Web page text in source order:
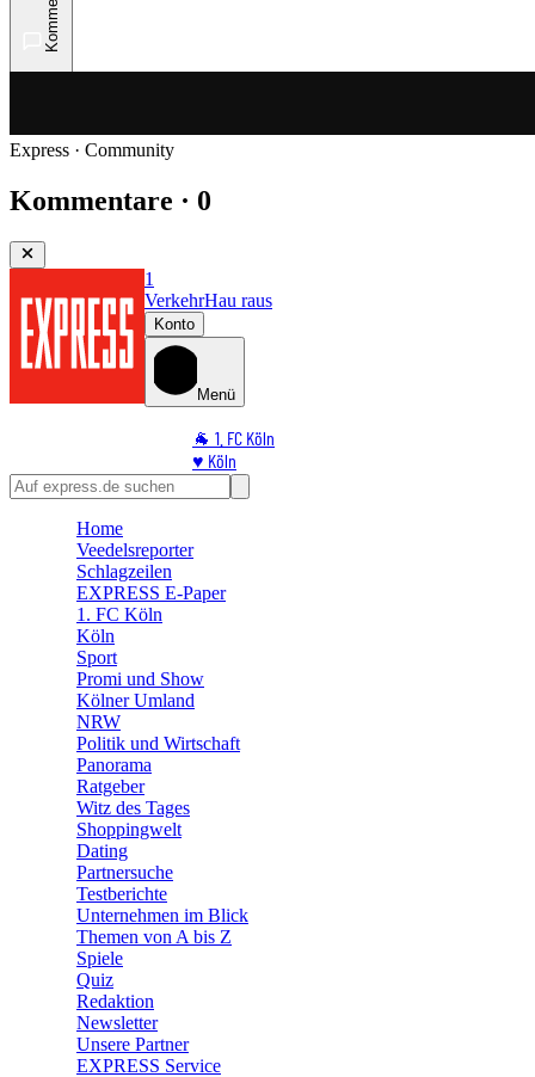
Express · Community
Kommentare · 0
1
VerkehrHau raus
Konto
Menü
🐐 1. FC Köln
♥️ Köln
⭐ Promi
🛒 Shoppingwelt
Home
Veedelsreporter
Schlagzeilen
EXPRESS E-Paper
1. FC Köln
Köln
Sport
Promi und Show
Kölner Umland
NRW
Politik und Wirtschaft
Panorama
Ratgeber
Witz des Tages
Shoppingwelt
Dating
Partnersuche
Testberichte
Unternehmen im Blick
Themen von A bis Z
Spiele
Quiz
Redaktion
Newsletter
Unsere Partner
EXPRESS Service